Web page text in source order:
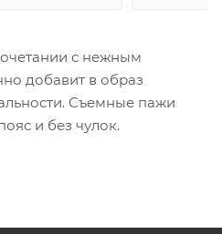
с нежным
добавит в образ
Съемные пажи
и без чулок.